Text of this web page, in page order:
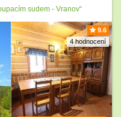
sudem - Vranov“
9.6
4 hodnocení